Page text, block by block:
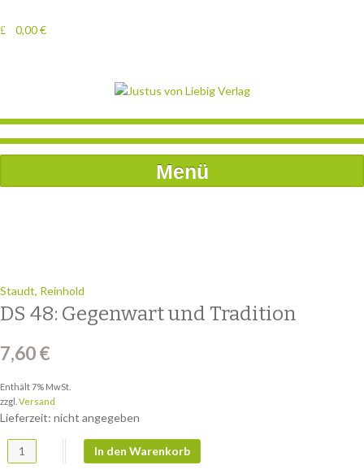
0,00€
Menü
Staudt, Reinhold
DS 48: Gegenwart und Tradition
7,60€
Enthält 7% MwSt.
zzgl. Versand
Lieferzeit: nicht angegeben
DS 48: Gegenwart und Tradition Menge
In den Warenkorb